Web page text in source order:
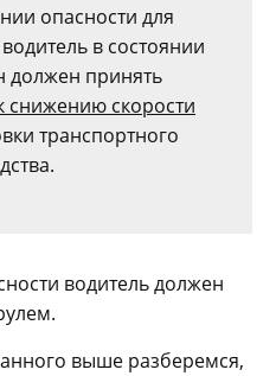
опасности для
в состоянии
должен принять
скорости
транспортного
водитель должен
выше разберемся,